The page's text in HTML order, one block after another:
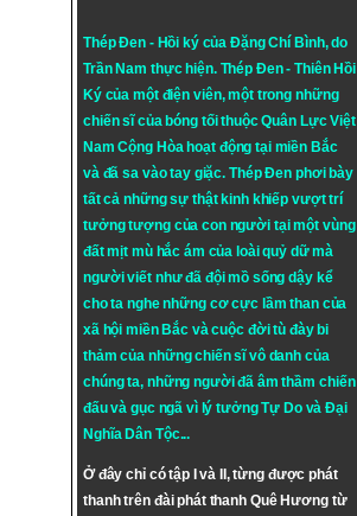
Thép Đen - Hồi ký của Đặng Chí Bình, do
Trần Nam thực hiện. Thép Đen- Thiên Hồi
Ký của một điện viên, một trong những
chiến sĩ của bóng tối thuộc Quân Lực Việt
Nam Cộng Hòa hoạt động tại miền Bắc
và đã sa vào tay giặc. Thép Đen phơi bày
tất cả những sự thật kinh khiếp vượt trí
tưởng tượng của con người tại một vùng
đất mịt mù hắc ám của loài quỷ dữ mà
người viết như đã đội mồ sống dậy kể
cho ta nghe những cơ cực lầm than của
xã hội miền Bắc và cuộc đời tù đày bi
thảm của những chiến sĩ vô danh của
chúng ta, những người đã âm thầm chiến
đấu và gục ngã vì lý tưởngTự DovàĐại
Nghĩa Dân Tộc...
Ở đây chỉ có tập I và II, từng được phát
thanh trên đài phát thanh Quê Hương từ